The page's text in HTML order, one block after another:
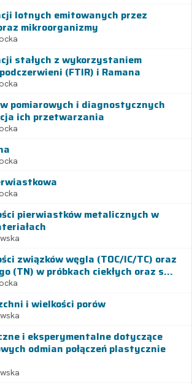
lotnych emitowanych przez
mikroorganizmy
stałych z wykorzystaniem
(FTIR) i Ramana
pomiarowych i diagnostycznych
ich przetwarzania
pierwiastków metalicznych w
związków węgla (TOC/IC/TC) oraz
(TN) w próbkach ciekłych oraz s...
i wielkości porów
i eksperymentalne dotyczące
odmian połączeń plastycznie